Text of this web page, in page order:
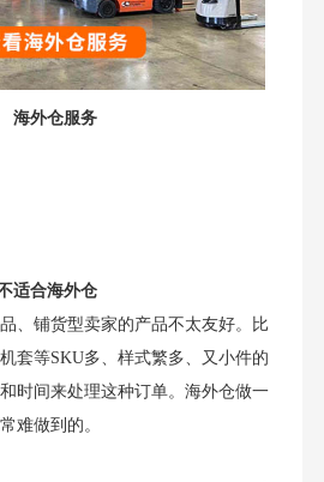
海外仓服务
适合海外仓
、铺货型卖家的产品不太友好。比
套等SKU多、样式繁多、又小件的
时间来处理这种订单。海外仓做一
难做到的。